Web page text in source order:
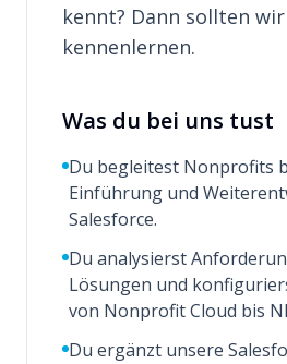
kennt? Dann sollten
kennenlernen.
Was du bei uns tust
Du begleitest Nonprofits
Einführung und
Salesforce.
Du analysierst
Lösungen und
von Nonprofit Cloud bis
Du ergänzt unsere